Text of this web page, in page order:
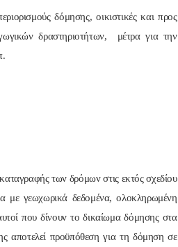
δόμησης, οικιστικές και προς
δραστηριοτήτων, μέτρα για την
των δρόμων στις εκτός σχεδίου
με γεωχωρικά δεδομένα, ολοκληρωμένη
που δίνουν το δικαίωμα δόμησης στα
αποτελεί προϋπόθεση για τη δόμηση σε